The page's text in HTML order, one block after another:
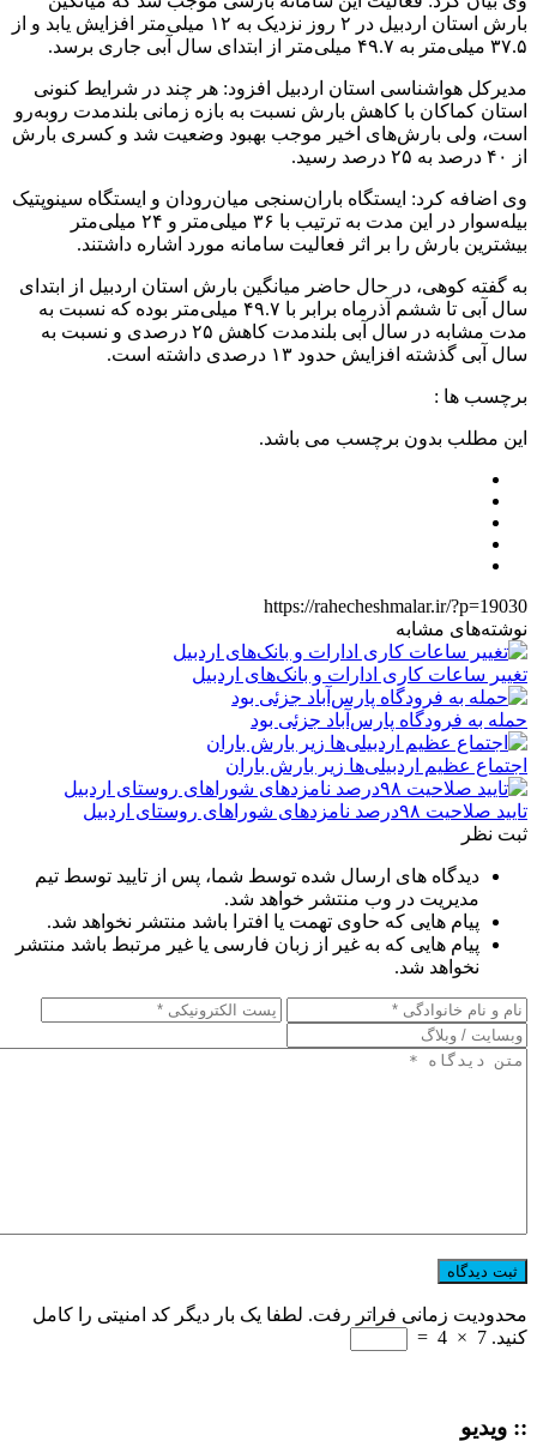
بارش استان اردبیل در ۲ روز نزدیک به ۱۲ میلی‌متر افزایش یابد و از
۳۷.۵ میلی‌متر به ۴۹.۷ میلی‌متر از ابتدای سال آبی جاری برسد.
مدیرکل هواشناسی استان اردبیل افزود: هر چند در شرایط کنونی
استان کماکان با کاهش بارش نسبت به بازه زمانی بلندمدت روبه‌رو
است، ولی بارش‌های اخیر موجب بهبود وضعیت شد و کسری بارش
از ۴۰ درصد به ۲۵ درصد رسید.
وی اضافه کرد: ایستگاه باران‌سنجی میان‌رودان و ایستگاه سینوپتیک
بیله‌سوار در این مدت به ترتیب با ۳۶ میلی‌متر و ۲۴ میلی‌متر
بیشترین بارش را بر اثر فعالیت سامانه مورد اشاره داشتند.
به گفته کوهی، در حال حاضر میانگین بارش استان اردبیل از ابتدای
سال آبی تا ششم آذرماه برابر با ۴۹.۷ میلی‌متر بوده که نسبت به
مدت مشابه در سال آبی بلندمدت کاهش ۲۵ درصدی و نسبت به
سال آبی گذشته افزایش حدود ۱۳ درصدی داشته است.
برچسب ها :
این مطلب بدون برچسب می باشد.
https://rahecheshmalar.ir/?p=19030
نوشته‌های مشابه
تغییر ساعات کاری ادارات و بانک‌های اردبیل
حمله به فرودگاه پارس‌‌آباد جزئی بود
اجتماع عظیم اردبیلی‌ها زیر بارش باران
تایید صلاحیت ۹۸درصد نامزدهای شوراهای روستای اردبیل
ثبت نظر
دیدگاه های ارسال شده توسط شما، پس از تایید توسط تیم
مدیریت در وب منتشر خواهد شد.
پیام هایی که حاوی تهمت یا افترا باشد منتشر نخواهد شد.
پیام هایی که به غیر از زبان فارسی یا غیر مرتبط باشد منتشر
نخواهد شد.
محدودیت زمانی فراتر رفت. لطفا یک بار دیگر کد امنیتی را کامل
کنید. 7
×
4
=
:: ویدیو